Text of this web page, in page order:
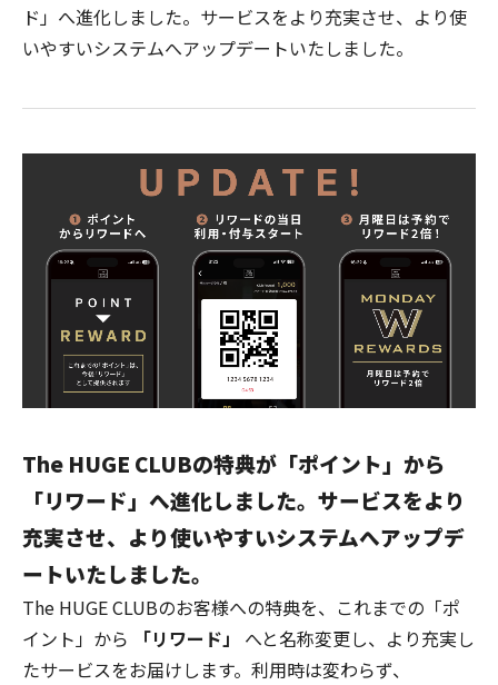
ド」へ進化しました。サービスをより充実させ、より使
いやすいシステムへアップデートいたしました。
The HUGE CLUBの特典が「ポイント」から
「リワード」へ進化しました。サービスをより
充実させ、より使いやすいシステムへアップデ
ートいたしました。
The HUGE CLUBのお客様への特典を、これまでの「ポ
イント」から
「リワード」
へと名称変更し、より充実し
たサービスをお届けします。利用時は変わらず、